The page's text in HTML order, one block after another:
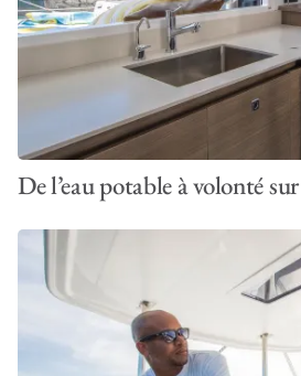
De l’eau potable à volonté